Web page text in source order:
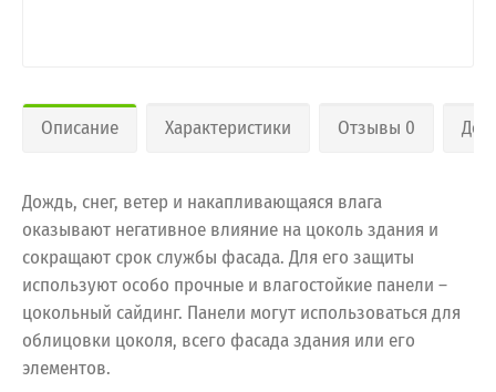
Описание Характеристики Отзывы 0
Дождь, снег, ветер и накапливающаяся влага
оказывают негативное влияние на цоколь здания и
сокращают срок службы фасада. Для его защиты
используют особо прочные и влагостойкие панели –
цокольный сайдинг. Панели могут использоваться для
облицовки цоколя, всего фасада здания или его
элементов.